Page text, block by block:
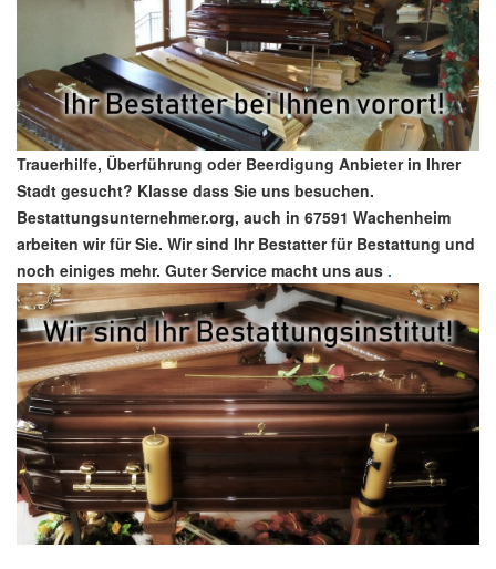
Trauerhilfe, Überführung oder Beerdigung Anbieter in Ihrer
Stadt gesucht? Klasse dass Sie uns besuchen.
Bestattungsunternehmer.org, auch in 67591 Wachenheim
arbeiten wir für Sie. Wir sind Ihr Bestatter für Bestattung und
noch einiges mehr. Guter Service macht uns aus .